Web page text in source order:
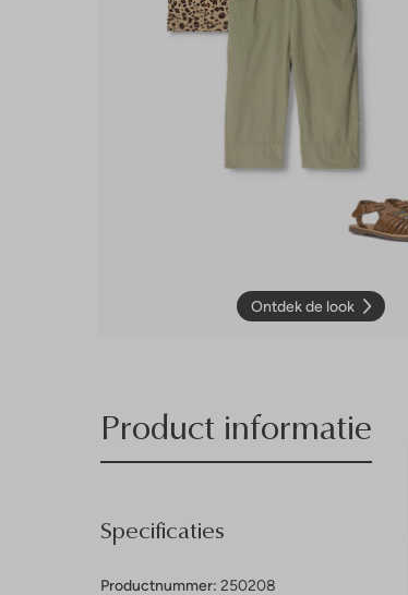
Ontdek de look
Product informatie
Specificaties
Productnummer: 250208